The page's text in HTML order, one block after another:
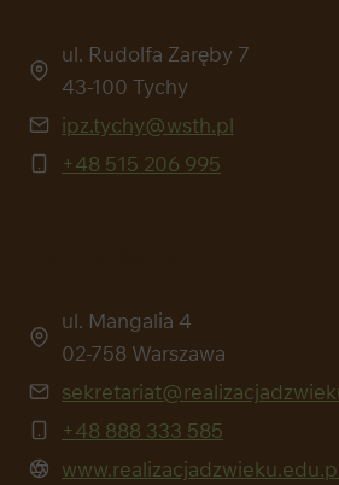
ul. Rudolfa Zaręby 7
43-100 Tychy
ipz.tychy@wsth.pl
+48 515 206 995
ul. Mangalia 4
02-758 Warszawa
+48 888 333 585